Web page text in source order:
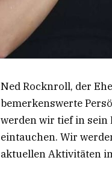
Ned Rocknroll, der
bemerkenswerte
werden wir tief in sein
eintauchen. Wir
aktuellen Aktivitäten